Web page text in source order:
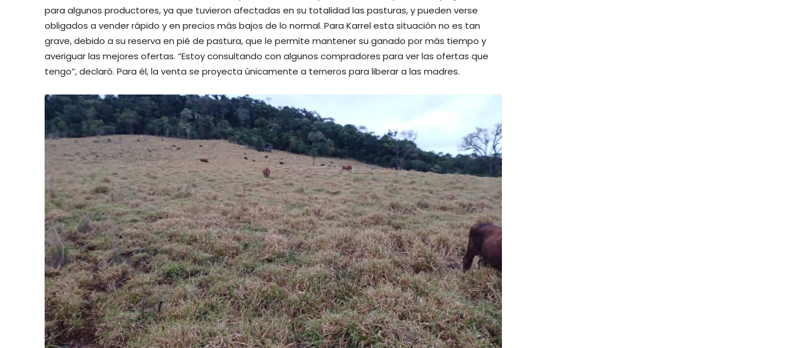
para algunos productores, ya que tuvieron afectadas en su totalidad las pasturas, y pueden verse
obligados a vender rápido y en precios más bajos de lo normal. Para Karrel esta situación no es tan
grave, debido a su reserva en pié de pastura, que le permite mantener su ganado por más tiempo y
averiguar las mejores ofertas. “Estoy consultando con algunos compradores para ver las ofertas que
tengo”, declaró. Para él, la venta se proyecta únicamente a terneros para liberar a las madres.